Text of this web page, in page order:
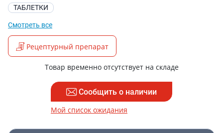
ТАБЛЕТКИ
Смотреть все
Рецептурный препарат
Товар временно отсутствует на складе
Сообщить о наличии
Мой список ожидания